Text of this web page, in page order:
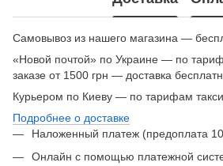
Самовывоз из нашего магазина —
«Новой почтой» по Украине — по
заказе от 1500 грн — доставка
Курьером по Киеву — по тарифам такси.
Подробнее о доставке
Наложенный платеж (предоплата
Онлайн с помощью платежной